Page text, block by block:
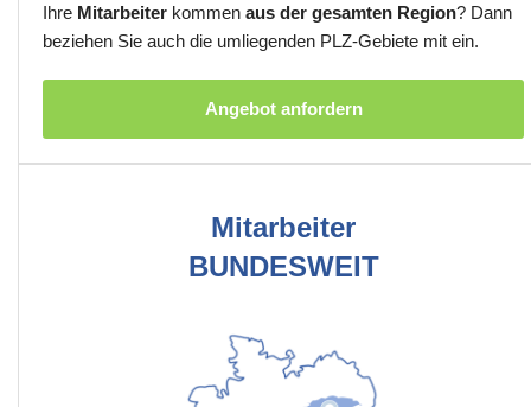
Ihre Mitarbeiter kommen aus der gesamten Region? Dann
beziehen Sie auch die umliegenden PLZ-Gebiete mit ein.
Angebot anfordern
Mitarbeiter
BUNDESWEIT